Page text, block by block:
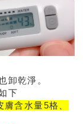
卸乾淨。
下
含水量5格、